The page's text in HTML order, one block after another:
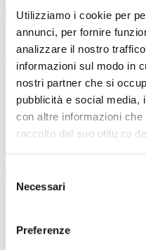
Utilizziamo i cookie per
annunci, per fornire
analizzare il nostro
informazioni sul modo in
nostri partner che si
pubblicità e social media,
con altre informazioni
raccolto dal suo utilizzo
delNecessari
Preferenze
URBAN |30-06-2026
SO.DE FESTEGGIA I 5 ANNI:
AMBIZIONI E VOGLIA DI
So.De, realtà che si occupa di
punto tra crescita, mobilità e
#CARGO LOGISTICA #SOCIAL